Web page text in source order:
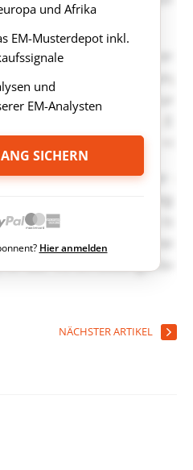
und Afrika
EM-Musterdepot inkl.
und
EM-Analysten
SICHERN
Hier anmelden
NÄCHSTER ARTIKEL